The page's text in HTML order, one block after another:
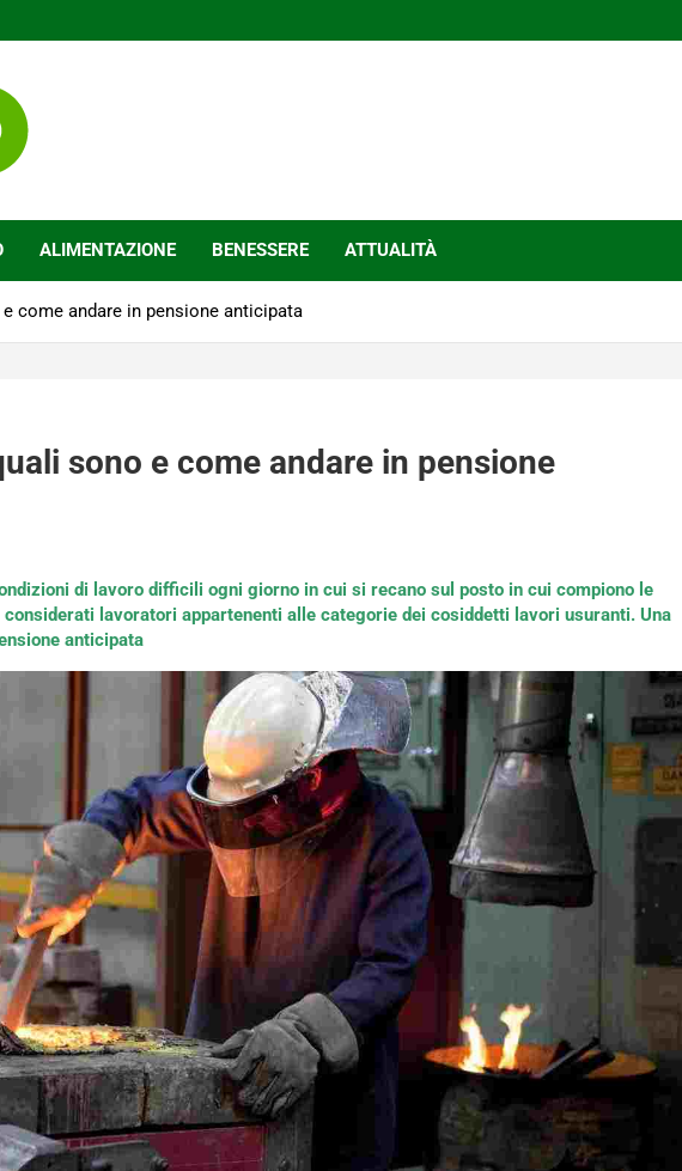
ALIMENTAZIONE BENESSERE ATTUALITÀ
come andare in pensione anticipata
sono e come andare in pensione
di lavoro difficili ogni giorno in cui si recano sul posto in cui compiono le
lavoratori appartenenti alle categorie dei cosiddetti lavori usuranti. Una
anticipata